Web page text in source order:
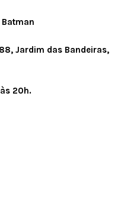
Batman
Jardim das Bandeiras,
20h.